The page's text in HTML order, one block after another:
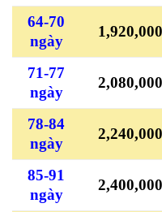
64-70
ngày
1,920,000
71-77
ngày
2,080,000
78-84
ngày
2,240,000
85-91
ngày
2,400,000